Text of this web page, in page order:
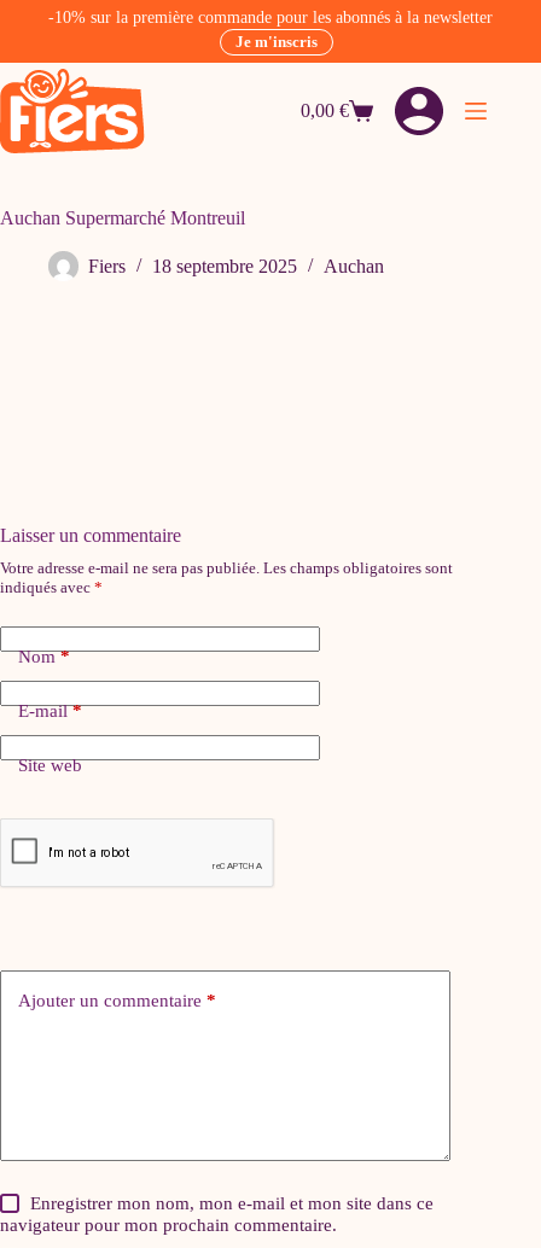
-10% sur la première commande pour les abonnés à la newsletter
Je m'inscris
Passer
au
contenu
Panier
0,00€
Auchan Supermarché Montreuil
Fiers 18 septembre 2025 Auchan
Laisser un commentaire
Votre adresse e-mail ne sera pas publiée. Les champs obligatoires sont
indiqués avec *
Nom*
E-mail*
Site web
Ajouter un commentaire *
Enregistrer mon nom, mon e-mail et mon site dans ce
navigateur pour mon prochain commentaire.